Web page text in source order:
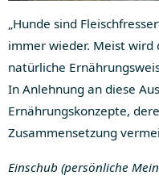
„Hunde sind
immer wieder. Meist wird
natürliche
In Anlehnung an diese
Ernährungskonzepte,
Zusammensetzung
Einschub (persönliche